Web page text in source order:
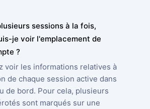
sessions à la fois,
je voir l'emplacement de
?
voir les informations relatives à
de chaque session active dans
de bord. Pour cela, plusieurs
sont marqués sur une